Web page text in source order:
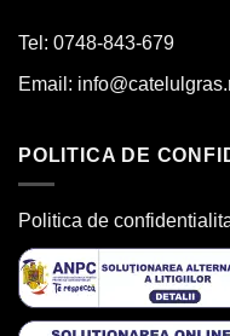
Tel: 0748-843-679
Email:
POLITICA DE
Politica de